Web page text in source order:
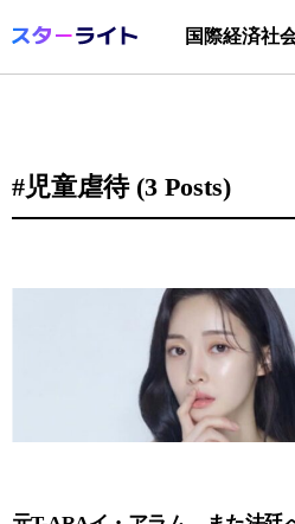
国際経済社
#児童虐待 (3 Posts)